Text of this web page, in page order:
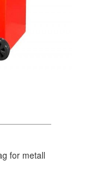
for metall